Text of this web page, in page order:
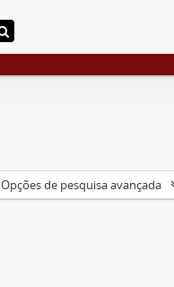
Opções de pesquisa avançada